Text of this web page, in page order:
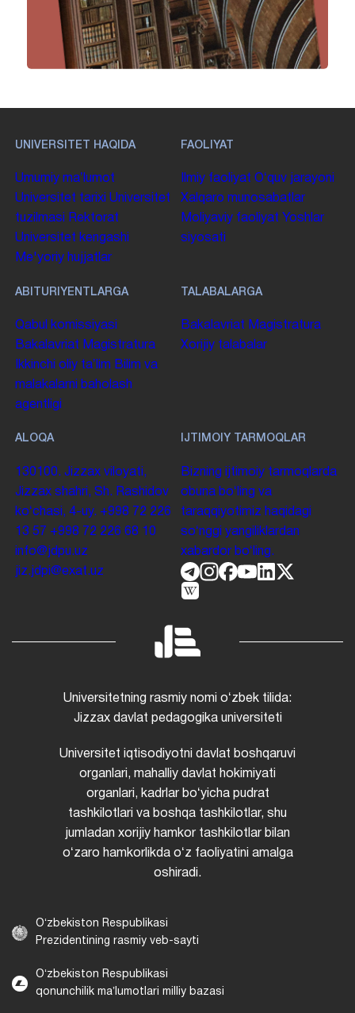
UNIVERSITET HAQIDA
Umumiy maʼlumot
Universitet tarixi Universitet
tuzilmasi
Rektorat
Universitet kengashi
Me'yoriy hujjatlar
FAOLIYAT
Ilmiy faoliyat Oʻquv jarayoni
Xalqaro munosabatlar
Moliyaviy faoliyat Yoshlar
siyosati
ABITURIYENTLARGA
Qabul komissiyasi
Bakalavriat Magistratura
Ikkinchi oliy taʼlim Bilim va
malakalarni baholash
agentligi
TALABALARGA
Bakalavriat Magistratura
Xorijiy talabalar
ALOQA
130100. Jizzax viloyati,
Jizzax shahri, Sh. Rashidov
koʻchasi, 4-uy. +998 72 226
13 57 +998 72 226 68 10
info@jdpu.uz
jiz.jdpi@exat.uz
IJTIMOIY TARMOQLAR
Bizning ijtimoiy tarmoqlarda
obuna boʻling va
taraqqiyotimiz haqidagi
soʻnggi yangiliklardan
xabardor boʻling.
Universitetning rasmiy nomi oʻzbek tilida:
Jizzax davlat pedagogika universiteti
Universitet iqtisodiyotni davlat boshqaruvi
organlari, mahalliy davlat hokimiyati
organlari, kadrlar boʻyicha pudrat
tashkilotlari va boshqa tashkilotlar, shu
jumladan xorijiy hamkor tashkilotlar bilan
oʻzaro hamkorlikda oʻz faoliyatini amalga
oshiradi.
Oʻzbekiston Respublikasi
Prezidentining rasmiy veb-sayti
Oʻzbekiston Respublikasi
qonunchilik maʼlumotlari milliy bazasi